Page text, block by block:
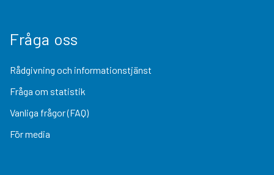
Fråga oss
Rådgivning och informationstjänst
Fråga om statistik
Vanliga frågor (FAQ)
För media